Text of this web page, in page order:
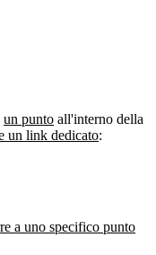
un punto all'interno della
un link dedicato:
a uno specifico punto